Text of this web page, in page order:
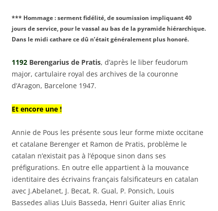
*** Hommage : serment fidélité, de soumission impliquant 40
jours de service, pour le vassal au bas de la pyramide hiérarchique.
Dans le midi cathare ce dû n’était généralement plus honoré.
1192 Berengarius de Pratis, d’après le liber feudorum
major, cartulaire royal des archives de la couronne
d’Aragon, Barcelone 1947.
Et encore une !
Annie de Pous les présente sous leur forme mixte occitane
et catalane Berenger et Ramon de Pratis, problème le
catalan n’existait pas à l’époque sinon dans ses
préfigurations. En outre elle appartient à la mouvance
identitaire des écrivains français falsificateurs en catalan
avec J.Abelanet, J. Becat, R. Gual, P. Ponsich, Louis
Bassedes alias Lluis Basseda, Henri Guiter alias Enric